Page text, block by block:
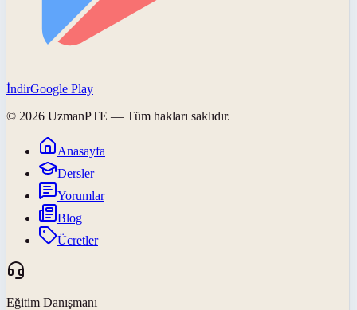
İndirGoogle Play
© 2026 UzmanPTE — Tüm hakları saklıdır.
Anasayfa
Dersler
Yorumlar
Blog
Ücretler
Eğitim Danışmanı